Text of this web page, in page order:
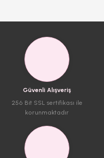
Güvenli Alışveriş
256 Bit SSL sertifikası ile
korunmaktadır